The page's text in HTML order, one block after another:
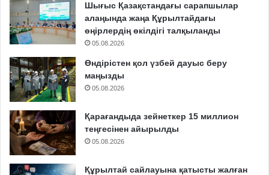
Шығыс Қазақстандағы сарапшылар
алаңында жаңа Құрылтайдағы
өңірлердің өкілдігі талқыланды
05.08.2026
Өндірістен қол үзбей дауыс беру
маңызды
05.08.2026
Қарағандыда зейнеткер 15 миллион
теңгесінен айырылды
05.08.2026
Құрылтай сайлауына қатысты жалған